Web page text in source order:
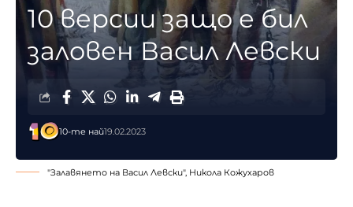
10 версии защо е бил
заловен Васил Левски
10-те най19.02.2023
"Залавянето на Васил Левски", Никола Кожухаров